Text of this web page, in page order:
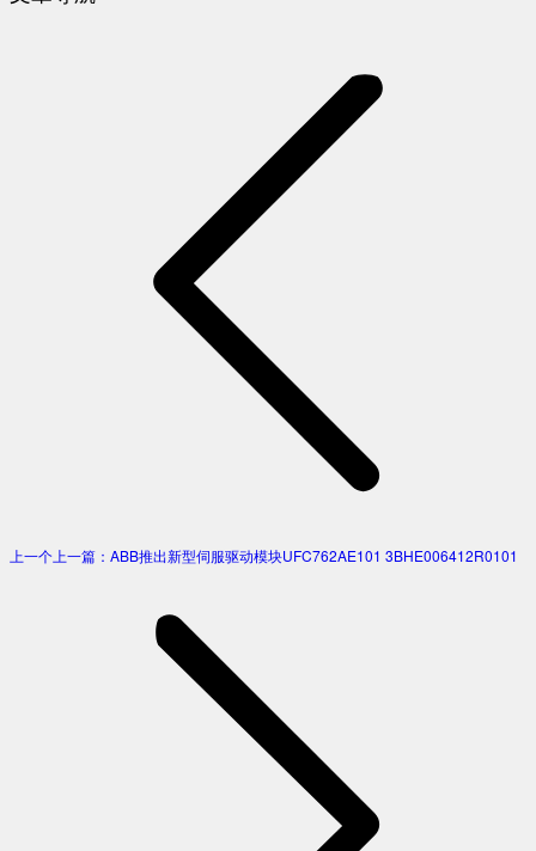
上一个 上一篇： ABB推出新型伺服驱动模块UFC762AE101 3BHE006412R0101